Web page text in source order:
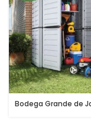
Bodega Grande de